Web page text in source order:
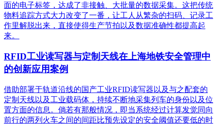
面的电子标签，达成了非接触、大批量的数据采集。这把传统
物料追踪方式大力改变了一番，让工人从繁杂的扫码、记录工
作里解脱出来，直接使得生产节拍以及数据准确性都提高起
来。
RFID工业读写器与定制天线在上海地铁安全管理中
的创新应用案例
借助部署于轨道沿线的国产工业RFID读写器以及与之配套的
定制天线以及工业载码体，持续不断地采集列车的身份以及位
置方面的信息。倘若有那般情况，即当系统经过计算发觉同向
前行的两列火车之间的间距比预先设定的安全阈值还要低的时